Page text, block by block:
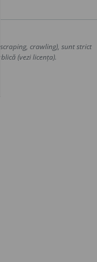
crawling), sunt strict
(vezi licența).